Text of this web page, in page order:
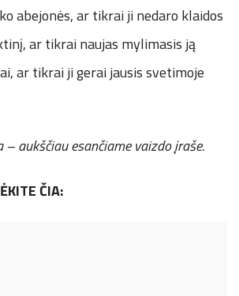
abejonės, ar tikrai ji nedaro klaidos
ar tikrai naujas mylimasis ją
ar tikrai ji gerai jausis svetimoje
aukščiau esančiame vaizdo įraše.
ČIA: